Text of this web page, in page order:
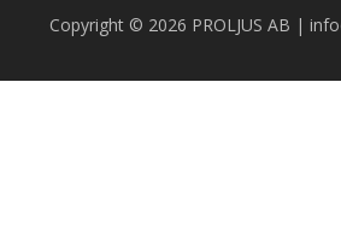
Copyright © 2026 PROLJUS AB |